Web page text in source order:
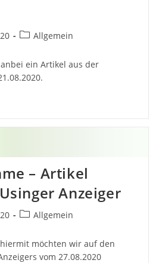
Beitrags-
Allgemein
ein Artikel aus der
– Artikel
Anzeiger
Beitrags-
Allgemein
möchten wir auf den
vom 27.08.2020